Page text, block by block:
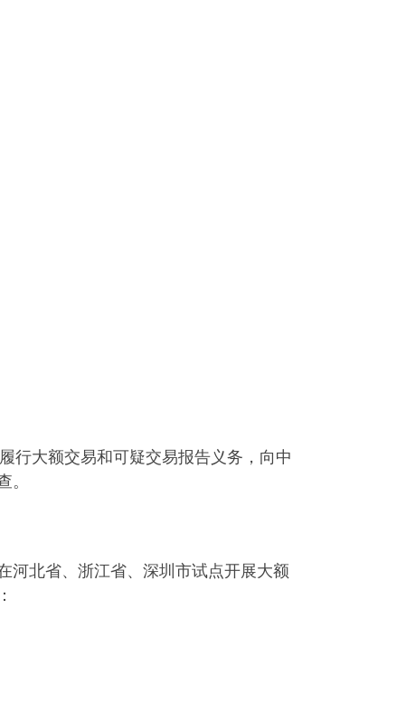
行大额交易和可疑交易报告义务，向中
河北省、浙江省、深圳市试点开展大额